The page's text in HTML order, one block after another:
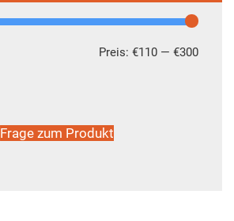
Preis: €110 — €300
Frage zum Produkt